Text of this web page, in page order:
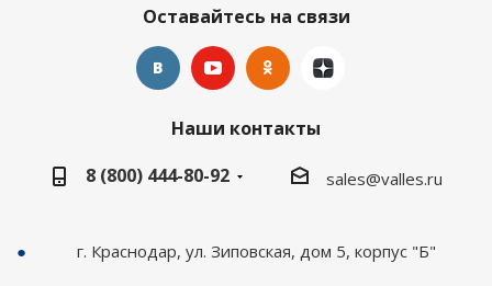
Оставайтесь на связи
Наши контакты
8 (800) 444-80-92
sales@valles.ru
г. Краснодар, ул. Зиповская, дом 5, корпус "Б"